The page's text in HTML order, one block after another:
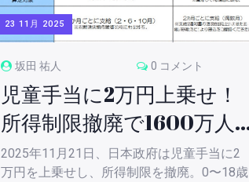
23 11月 2025
坂田 祐人 0 コメント
児童手当に2万円上乗せ！
所得制限撤廃で1600万人
の家庭が対象に
2025年11月21日、日本政府は児童手当に2
万円を上乗せし、所得制限を撤廃。0〜18歳